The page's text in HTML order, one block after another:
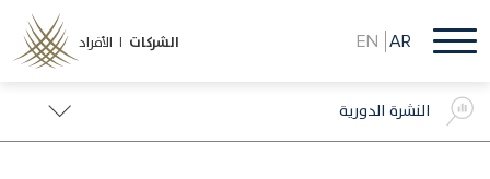
إلى
المحتوى
الأفراد | الشركات EN AR
النشرة الدورية